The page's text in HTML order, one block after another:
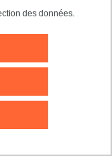
des données.